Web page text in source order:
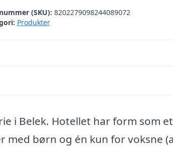
(SKU): 8202279098244089072
Produkter
i Belek. Hotellet har form som et
med børn og én kun for voksne